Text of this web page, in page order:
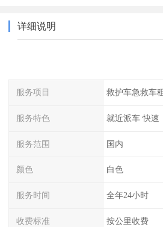
详细说明
服务项目 救护车急救车
服务特色 就近派车 快速
服务范围 国内
颜色 白色
服务时间 全年24小时
收费标准 按公里收费